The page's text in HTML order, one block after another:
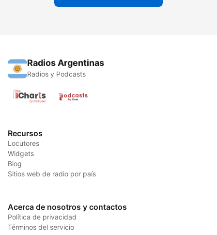
Radios Argentinas
Radios y Podcasts
Recursos
Locutores
Widgets
Blog
Sitios web de radio por país
Acerca de nosotros y contactos
Política de privacidad
Términos del servicio